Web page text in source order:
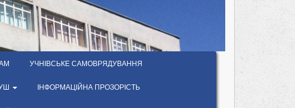
УЧНІВСЬКЕ САМОВРЯДУВАННЯ
ІНФОРМАЦІЙНА ПРОЗОРІСТЬ